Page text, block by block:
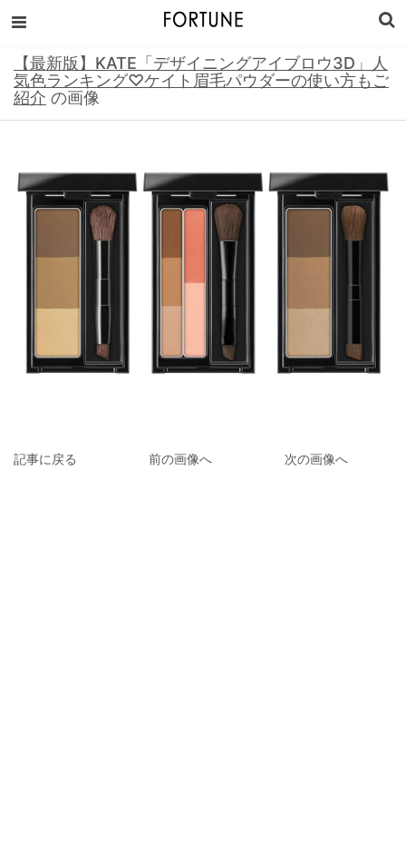
【最新版】KATE「デザイニングアイブロウ3D」人
気色ランキング♡ケイト眉毛パウダーの使い方もご
紹介 の画像
記事に戻る 前の画像へ 次の画像へ